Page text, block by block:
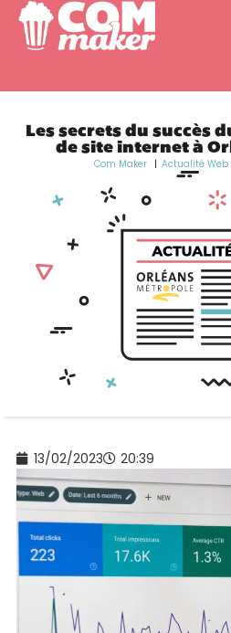
Les secrets du succès
de site internet à
Com Maker Actualité Web
13/02/2023 20:39